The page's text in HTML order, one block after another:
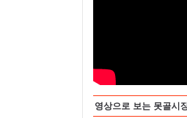
영상으로 보는 못골시